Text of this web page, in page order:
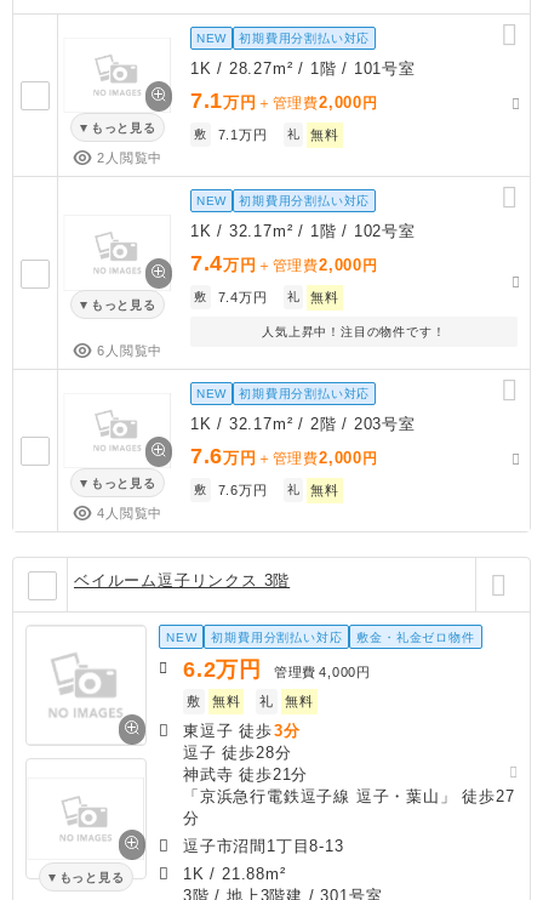
もっと見る
2人閲覧中
NEW 初期費用分割払い対応
1K / 28.27m² / 1階 / 101号室
7.1万円 ＋管理費2,000 円
敷 7.1万円 礼 無料
もっと見る
6人閲覧中
NEW 初期費用分割払い対応
1K / 32.17m² / 1階 / 102号室
7.4万円 ＋管理費2,000 円
敷 7.4万円 礼 無料
人気上昇中！注目の物件です！
もっと見る
4人閲覧中
NEW 初期費用分割払い対応
1K / 32.17m² / 2階 / 203号室
7.6万円 ＋管理費2,000 円
敷 7.6万円 礼 無料
ベイルーム逗子リンクス 3階
もっと見る
NEW 初期費用分割払い対応 敷金・礼金ゼロ物件
6.2万円 管理費 4,000円
敷
無料 礼 無料
東逗子 徒歩3分
逗子 徒歩28分
神武寺 徒歩21分
「京浜急行電鉄逗子線 逗子・葉山」 徒歩27
分
逗子市沼間1丁目8-13
1K / 21.88m²
3階 / 地上3階建 / 301号室